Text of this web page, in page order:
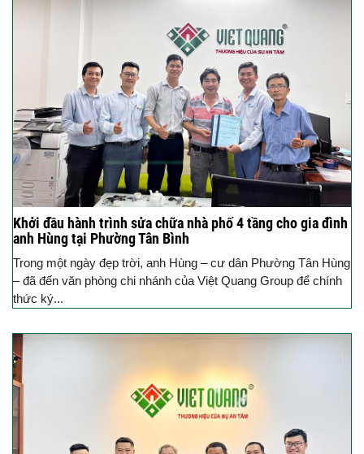
Khởi đầu hành trình sửa chữa nhà phố 4 tầng cho gia đình
anh Hùng tại Phường Tân Bình
Trong một ngày đẹp trời, anh Hùng – cư dân Phường Tân Hùng
– đã đến văn phòng chi nhánh của Việt Quang Group để chính
thức ký...